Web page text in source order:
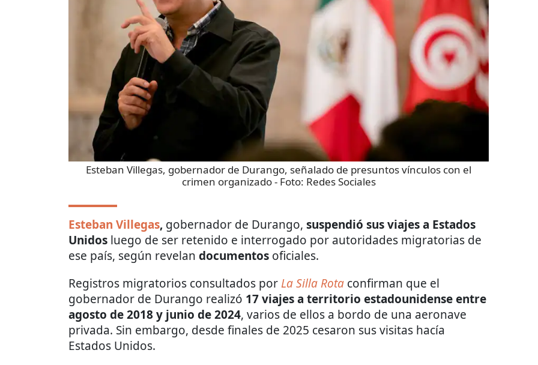
Esteban Villegas, gobernador de Durango, señalado de presuntos vínculos con el
crimen organizado- Foto: Redes Sociales
Esteban Villegas, gobernador de Durango, suspendió sus viajes a Estados
Unidos luego de ser retenido e interrogado por autoridades migratorias de
ese país, según revelan documentos oficiales.
Registros migratorios consultados por La Silla Rota confirman que el
gobernador de Durango realizó 17 viajes a territorio estadounidense entre
agosto de 2018 y junio de 2024, varios de ellos a bordo de una aeronave
privada. Sin embargo, desde finales de 2025 cesaron sus visitas hacía
Estados Unidos.